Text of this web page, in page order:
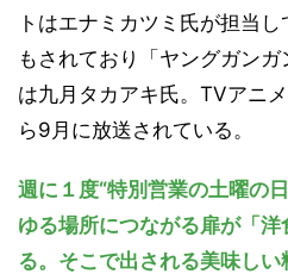
トはエナミカツミ氏が担当
もされており「ヤングガン
は九月タカアキ氏。TVアニ
ら9月に放送されている。
週に１度“特別営業の土曜の
ゆる場所につながる扉が「
る。そこで出される美味し